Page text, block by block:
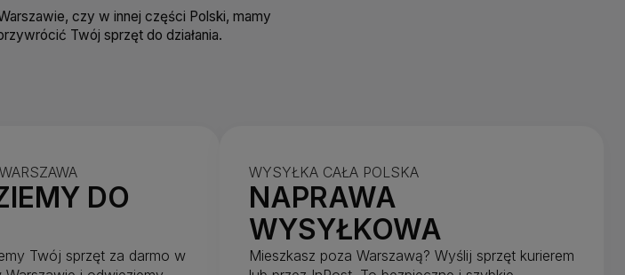
czy w innej części Polski, mamy
Twój sprzęt do działania.
DO
Twój sprzęt za darmo w
WYSYŁKA CAŁA POLSKA
NAPRAWA
WYSYŁKOWA
Mieszkasz poza Warszawą? Wyślij sprzęt kurierem